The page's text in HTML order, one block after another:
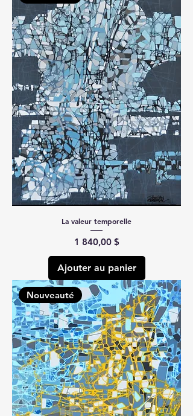
La valeur temporelle
Prix
1 840,00 $
Ajouter au panier
Nouveauté